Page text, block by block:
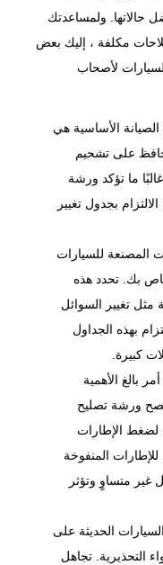
حالاتها. ولمساعدتك
مكلفة ، إليك بعض
لأصحاب
الأساسية هي
على تشحيم
ما تؤكد ورشة
بجدول تغيير
المصنعة للسيارات
بك. تحدد هذه
مثل تغيير السوائل
بهذه الجداول
كبيرة.
بالغ الأهمية
ورشة تصليح
لضغط الإطارات
المنفوخة
متساوٍ وتؤثر
الحديثة على
التحذيرية. تجاهل